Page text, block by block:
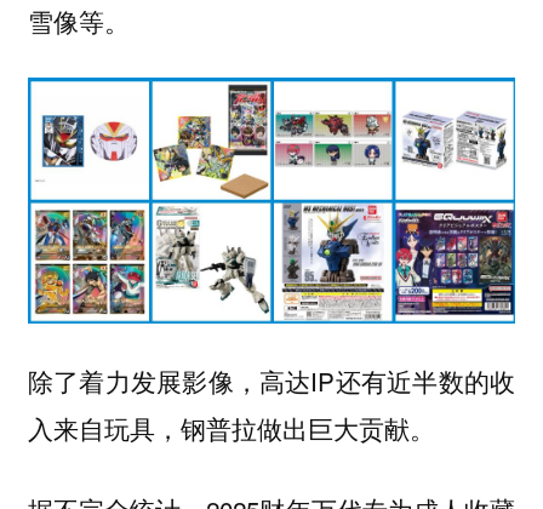
雪像等。
除了着力发展影像，高达IP还有近半数的收
入来自玩具，钢普拉做出巨大贡献。